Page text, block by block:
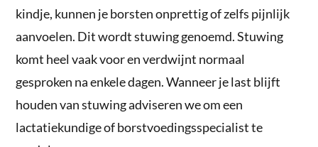
kindje, kunnen je borsten onprettig of zelfs pijnlijk
aanvoelen. Dit wordt stuwing genoemd. Stuwing
komt heel vaak voor en verdwijnt normaal
gesproken na enkele dagen. Wanneer je last blijft
houden van stuwing adviseren we om een
lactatiekundige of borstvoedingsspecialist te